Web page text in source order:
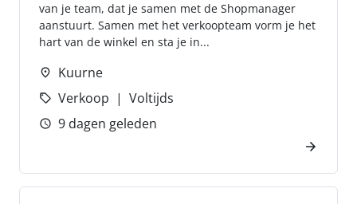
van je team, dat je samen met de Shopmanager
aanstuurt. Samen met het verkoopteam vorm je het
hart van de winkel en sta je in...
Kuurne
Verkoop
Voltijds
9 dagen geleden